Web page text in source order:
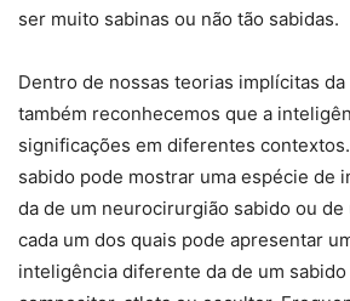
ser muito sabinas ou não tão sabidas.
Dentro de nossas teorias implícitas
também reconhecemos que a
significações em diferentes
sabido pode mostrar uma espécie de
da de um neurocirurgião sabido ou
cada um dos quais pode apresentar
inteligência diferente da de um